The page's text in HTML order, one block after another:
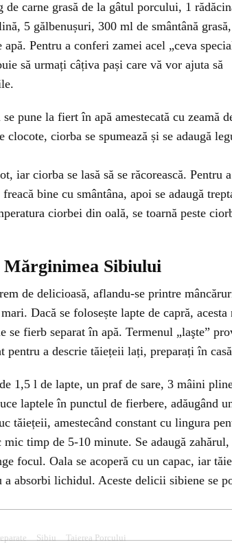
carne grasă de la gâtul porcului, 1
5 gălbenușuri, 300 ml de smântână
Pentru a conferi zamei acel „ceva
să urmați câțiva pași care vă vor ajuta să
pune la fiert în apă amestecată cu zeamă
ciorba se spumează și se adaugă
iar ciorba se lasă să se răcorească. Pentru
bine cu smântâna, apoi se adaugă
ciorbei din oală, se toarnă peste
Mărginimea Sibiului
de delicioasă, aflandu-se printre
Dacă se folosește lapte de capră, acesta
fierb separat în apă. Termenul „laşte”
pentru a descrie tăiețeii lați, preparați în
1,5 l de lapte, un praf de sare, 3 mâini
laptele în punctul de fierbere, adăugând
tăiețeii, amestecând constant cu lingura
timp de 5-10 minute. Se adaugă zahărul,
focul. Oala se acoperă cu un capac, iar
absorbi lichidul. Aceste delicii sibiene se
Sibiu Taierea Porcului